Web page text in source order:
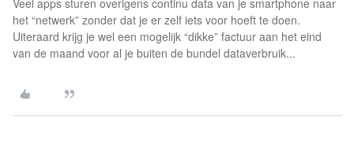
Veel apps sturen overigens continu data van je smartphone naar
het “netwerk” zonder dat je er zelf iets voor hoeft te doen.
Uiteraard krijg je wel een mogelijk “dikke” factuur aan het eind
van de maand voor al je buiten de bundel dataverbruik...